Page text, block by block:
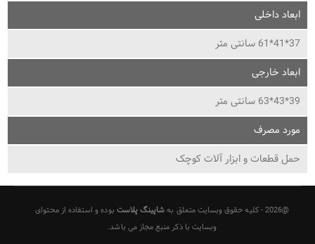
ابعاد داخلی
37*41*61 سانتی متر
ابعاد خارجی
39*43*63 سانتی متر
مورد مصرف
حمل قطعات و ابزار آلات کوچک
@2026 - کلیه حقوق وبسایت متعلق به شاپینگ پلاست بوده و استفاده از محتوای
وبسایت با ذکر منبع مجاز می باشد.